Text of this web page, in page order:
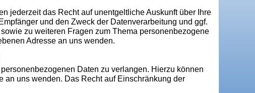
jederzeit das Recht auf unentgeltliche Auskunft über Ihre
und den Zweck der Datenverarbeitung und ggf.
zu weiteren Fragen zum Thema personenbezogene
Adresse an uns wenden.
Daten zu verlangen. Hierzu können
an uns wenden. Das Recht auf Einschränkung der